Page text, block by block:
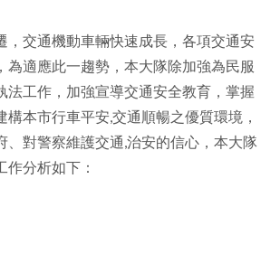
享
至
facebook
印
，交通機動車輛快速成長，各項交通安
為適應此一趨勢，本大隊除加強為民服
法工作，加強宣導交通安全教育，掌握
構本市行車平安,交通順暢之優質環境，
、對警察維護交通,治安的信心，本大隊
分析如下：